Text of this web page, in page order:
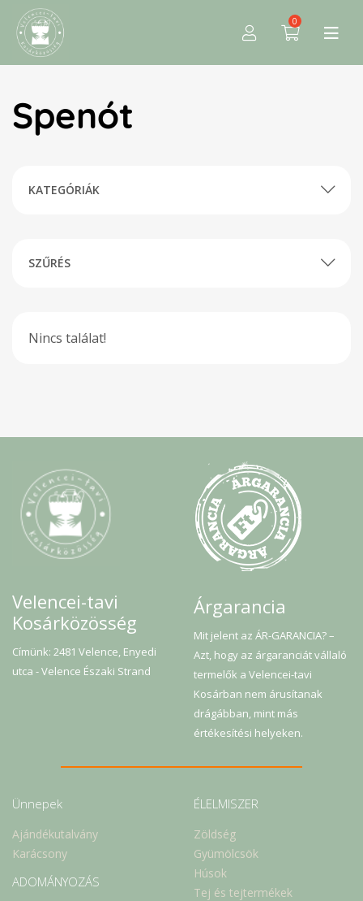
0
Spenót
KATEGÓRIÁK
SZŰRÉS
Nincs találat!
Velencei-tavi
Kosárközösség
Címünk: 2481 Velence, Enyedi
utca - Velence Északi Strand
Árgarancia
Mit jelent az ÁR-GARANCIA? –
Azt, hogy az árgaranciát vállaló
termelők a Velencei-tavi
Kosárban nem árusítanak
drágábban, mint más
értékesítési helyeken.
Ünnepek
Ajándékutalvány
Karácsony
ADOMÁNYOZÁS
ÉLELMISZER
Zöldség
Gyümölcsök
Húsok
Tej és tejtermékek